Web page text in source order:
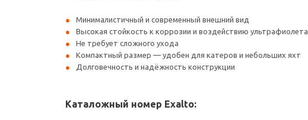
Минималистичный и современный внешний вид
Высокая стойкость к коррозии и воздействию ультрафиолета
Не требует сложного ухода
Компактный размер — удобен для катеров и небольших яхт
Долговечность и надёжность конструкции
Каталожный номер Exalto: